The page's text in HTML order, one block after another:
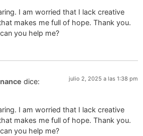
I am worried that I lack creative
makes me full of hope. Thank you.
you help me?
dice: julio 2, 2025 a las 1:38 pm
I am worried that I lack creative
makes me full of hope. Thank you.
you help me?